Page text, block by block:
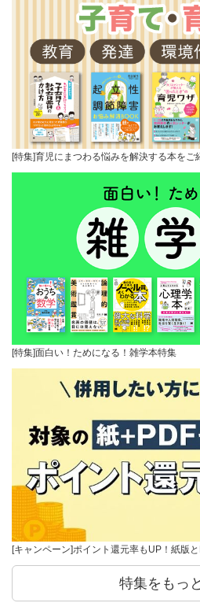
[特集]育児にまつわる悩みを解決する本をご
[特集]面白い！ためになる！雑学本特集
[キャンペーン]ポイント還元率もUP！紙版
特集をもっ